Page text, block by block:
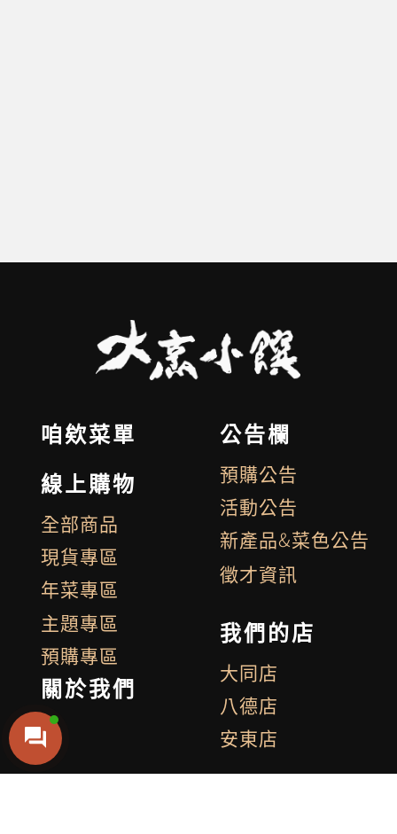
咱欸菜單
線上購物
公告欄
關於我們
我們的店
現貨專區
年菜專區
全部商品
主題專區
預購專區
八德店
活動公告
新產品&菜色公告
預購公告
大同店
安東店
徵才資訊